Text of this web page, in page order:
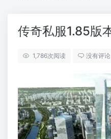
传奇私服1.85版
1,786次阅读 没有评论